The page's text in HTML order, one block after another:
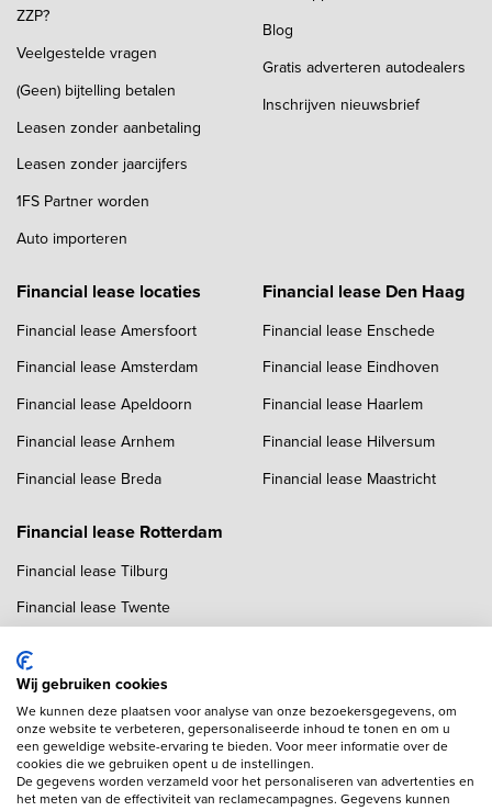
ZZP?
Veelgestelde vragen
(Geen) bijtelling betalen
Leasen zonder aanbetaling
Leasen zonder jaarcijfers
1FS Partner worden
Auto importeren
Blog
Gratis adverteren autodealers
Inschrijven nieuwsbrief
Financial lease locaties
Financial lease Amersfoort
Financial lease Amsterdam
Financial lease Apeldoorn
Financial lease Arnhem
Financial lease Breda
Financial lease Den Haag
Financial lease Enschede
Financial lease Eindhoven
Financial lease Haarlem
Financial lease Hilversum
Financial lease Maastricht
Financial lease Rotterdam
Financial lease Tilburg
Financial lease Twente
Financial lease Utrecht
Financial lease Zwolle
Wij gebruiken cookies
We kunnen deze plaatsen voor analyse van onze bezoekersgegevens, om
onze website te verbeteren, gepersonaliseerde inhoud te tonen en om u
een geweldige website-ervaring te bieden. Voor meer informatie over de
cookies die we gebruiken opent u de instellingen.
De gegevens worden verzameld voor het personaliseren van advertenties en
het meten van de effectiviteit van reclamecampagnes. Gegevens kunnen